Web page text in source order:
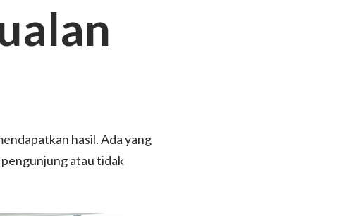
hasil. Ada yang
atau tidak